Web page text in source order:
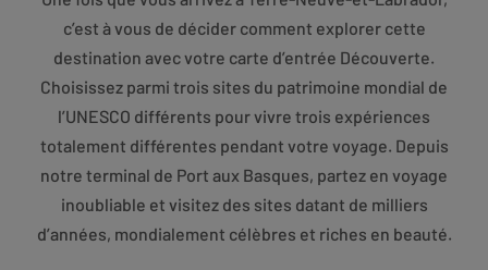
c’est à vous de décider comment explorer cette
destination avec votre carte d’entrée Découverte.
Choisissez parmi trois sites du patrimoine mondial de
l’UNESCO différents pour vivre trois expériences
totalement différentes pendant votre voyage. Depuis
notre terminal de Port aux Basques, partez en voyage
inoubliable et visitez des sites datant de milliers
d’années, mondialement célèbres et riches en beauté.